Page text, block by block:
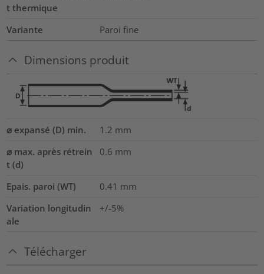
t thermique
Variante Paroi fine
Dimensions produit
⌀ expansé (D) min. 1.2 mm
⌀ max. après rétrein
t (d)
0.6 mm
Epais. paroi (WT) 0.41 mm
Variation longitudin
ale
+/-5%
Télécharger